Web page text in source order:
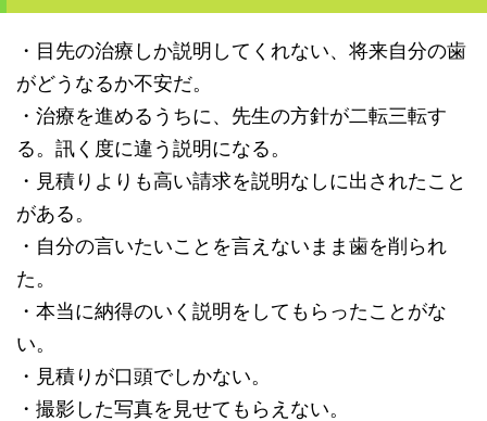
・目先の治療しか説明してくれない、将来自分の歯
がどうなるか不安だ。
・治療を進めるうちに、先生の方針が二転三転す
る。 訊く度に違う説明になる。
・見積りよりも高い請求を説明なしに出されたこと
がある。
・自分の言いたいことを言えないまま歯を削られ
た。
・本当に納得のいく説明をしてもらったことがな
い。
・見積りが口頭でしかない。
・撮影した写真を見せてもらえない。